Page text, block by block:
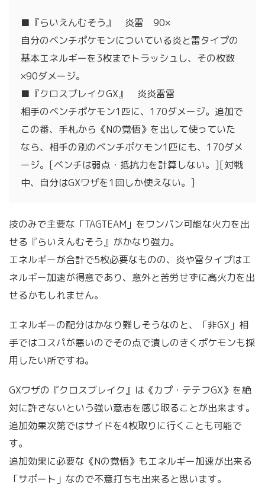
■『らいえんむそう』 炎雷 90×
自分のベンチポケモンについている炎と雷タイプの
基本エネルギーを3枚までトラッシュし、その枚数
×90ダメージ。
■『クロスブレイクGX』 炎炎雷雷
相手のベンチポケモン1匹に、170ダメージ。追加で
この番、手札から《Nの覚悟》を出して使っていた
なら、相手の別のベンチポケモン1匹にも、170ダメ
ージ。[ベンチは弱点・抵抗力を計算しない。][対戦
中、自分はGXワザを1回しか使えない。]
技のみで主要な「TAGTEAM」をワンパン可能な火力を出
せる『らいえんむそう』がかなり強力。
エネルギーが合計で5枚必要なものの、炎や雷タイプはエ
ネルギー加速が得意であり、意外と苦労せずに高火力を出
せるかもしれません。
エネルギーの配分はかなり難しそうなのと、「非GX」相
手ではコスパが悪いのでその点で潰しのきくポケモンも採
用したい所ですね。
GXワザの『クロスブレイク』は《カプ・テテフGX》を絶
対に許さないという強い意志を感じ取ることが出来ます。
追加効果次第ではサイドを4枚取りに行くことも可能で
す。
追加効果に必要な《Nの覚悟》もエネルギー加速が出来る
「サポート」なので不意打ちも出来ると思います。